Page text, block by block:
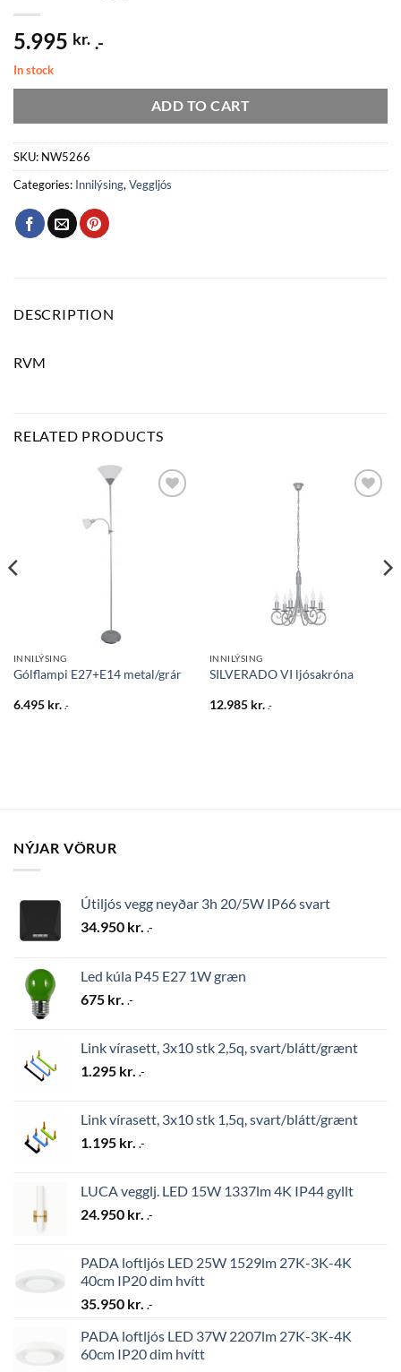
5.995 kr. .-
In stock
ADD TO CART
SKU: NW5266
Categories: Innilýsing, Veggljós
DESCRIPTION
RVM
RELATED PRODUCTS
INNILÝSING
Gólflampi E27+E14 metal/grár
6.495 kr. .-
INNILÝSING
SILVERADO VI ljósakróna
12.985 kr. .-
NÝJAR VÖRUR
Útiljós vegg neyðar 3h 20/5W IP66 svart
34.950 kr. .-
Led kúla P45 E27 1W græn
675 kr. .-
Link vírasett, 3x10 stk 2,5q, svart/blátt/grænt
1.295 kr. .-
Link vírasett, 3x10 stk 1,5q, svart/blátt/grænt
1.195 kr. .-
LUCA vegglj. LED 15W 1337lm 4K IP44 gyllt
24.950 kr. .-
PADA loftljós LED 25W 1529lm 27K-3K-4K
40cm IP20 dim hvítt
35.950 kr. .-
PADA loftljós LED 37W 2207lm 27K-3K-4K
60cm IP20 dim hvítt